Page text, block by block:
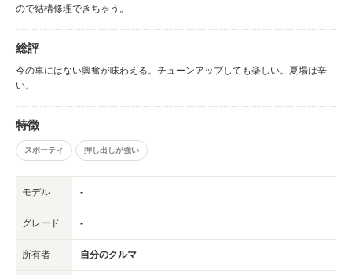
ので結構修理できちゃう。
総評
今の車にはない興奮が味わえる。チューンアップしても楽しい。夏場は辛
い。
特徴
スポーティ 押し出しが強い
モデル -
グレード -
所有者 自分のクルマ